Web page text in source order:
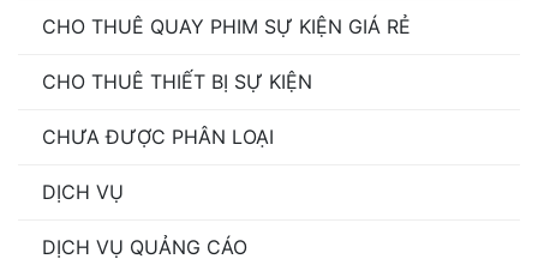
CHO THUÊ QUAY PHIM SỰ KIỆN GIÁ RẺ
CHO THUÊ THIẾT BỊ SỰ KIỆN
CHƯA ĐƯỢC PHÂN LOẠI
DỊCH VỤ
DỊCH VỤ QUẢNG CÁO